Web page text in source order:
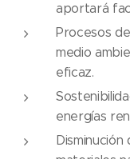
aportará
Procesos
medio
eficaz.
energías